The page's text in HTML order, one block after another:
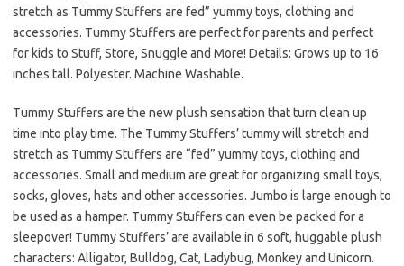
stretch as Tummy Stuffers are fed” yummy toys, clothing and
accessories. Tummy Stuffers are perfect for parents and perfect
for kids to Stuff, Store, Snuggle and More! Details: Grows up to 16
inches tall. Polyester. Machine Washable.
Tummy Stuffers are the new plush sensation that turn clean up
time into play time. The Tummy Stuffers’ tummy will stretch and
stretch as Tummy Stuffers are “fed” yummy toys, clothing and
accessories. Small and medium are great for organizing small toys,
socks, gloves, hats and other accessories. Jumbo is large enough to
be used as a hamper. Tummy Stuffers can even be packed for a
sleepover! Tummy Stuffers’ are available in 6 soft, huggable plush
characters: Alligator, Bulldog, Cat, Ladybug, Monkey and Unicorn.